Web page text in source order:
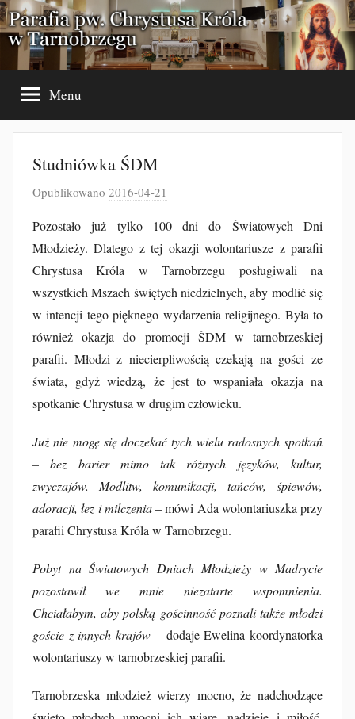
Przejdź
do
treści
Menu
Studniówka ŚDM
Opublikowano 2016-04-21
z
e
z
J
a
k
u
b
F
r
t
Pozostało już tylko 100 dni do Światowych Dni
Młodzieży. Dlatego z tej okazji wolontariusze z parafii
Chrystusa Króla w Tarnobrzegu posługiwali na
wszystkich Mszach świętych niedzielnych, aby modlić się
w intencji tego pięknego wydarzenia religijnego. Była to
również okazja do promocji ŚDM w tarnobrzeskiej
parafii. Młodzi z niecierpliwością czekają na gości ze
świata, gdyż wiedzą, że jest to wspaniała okazja na
spotkanie Chrystusa w drugim człowieku.
Już nie mogę się doczekać tych wielu radosnych spotkań
– bez barier mimo tak różnych języków, kultur,
zwyczajów. Modlitw, komunikacji, tańców, śpiewów,
adoracji, łez i milczenia– mówi Ada wolontariuszka przy
parafii Chrystusa Króla w Tarnobrzegu.
Pobyt na Światowych Dniach Młodzieży w Madrycie
pozostawił we mnie niezatarte wspomnienia.
Chciałabym, aby polską gościnność poznali także młodzi
goście z innych krajów – dodaje Ewelina koordynatorka
wolontariuszy w tarnobrzeskiej parafii.
Tarnobrzeska młodzież wierzy mocno, że nadchodzące